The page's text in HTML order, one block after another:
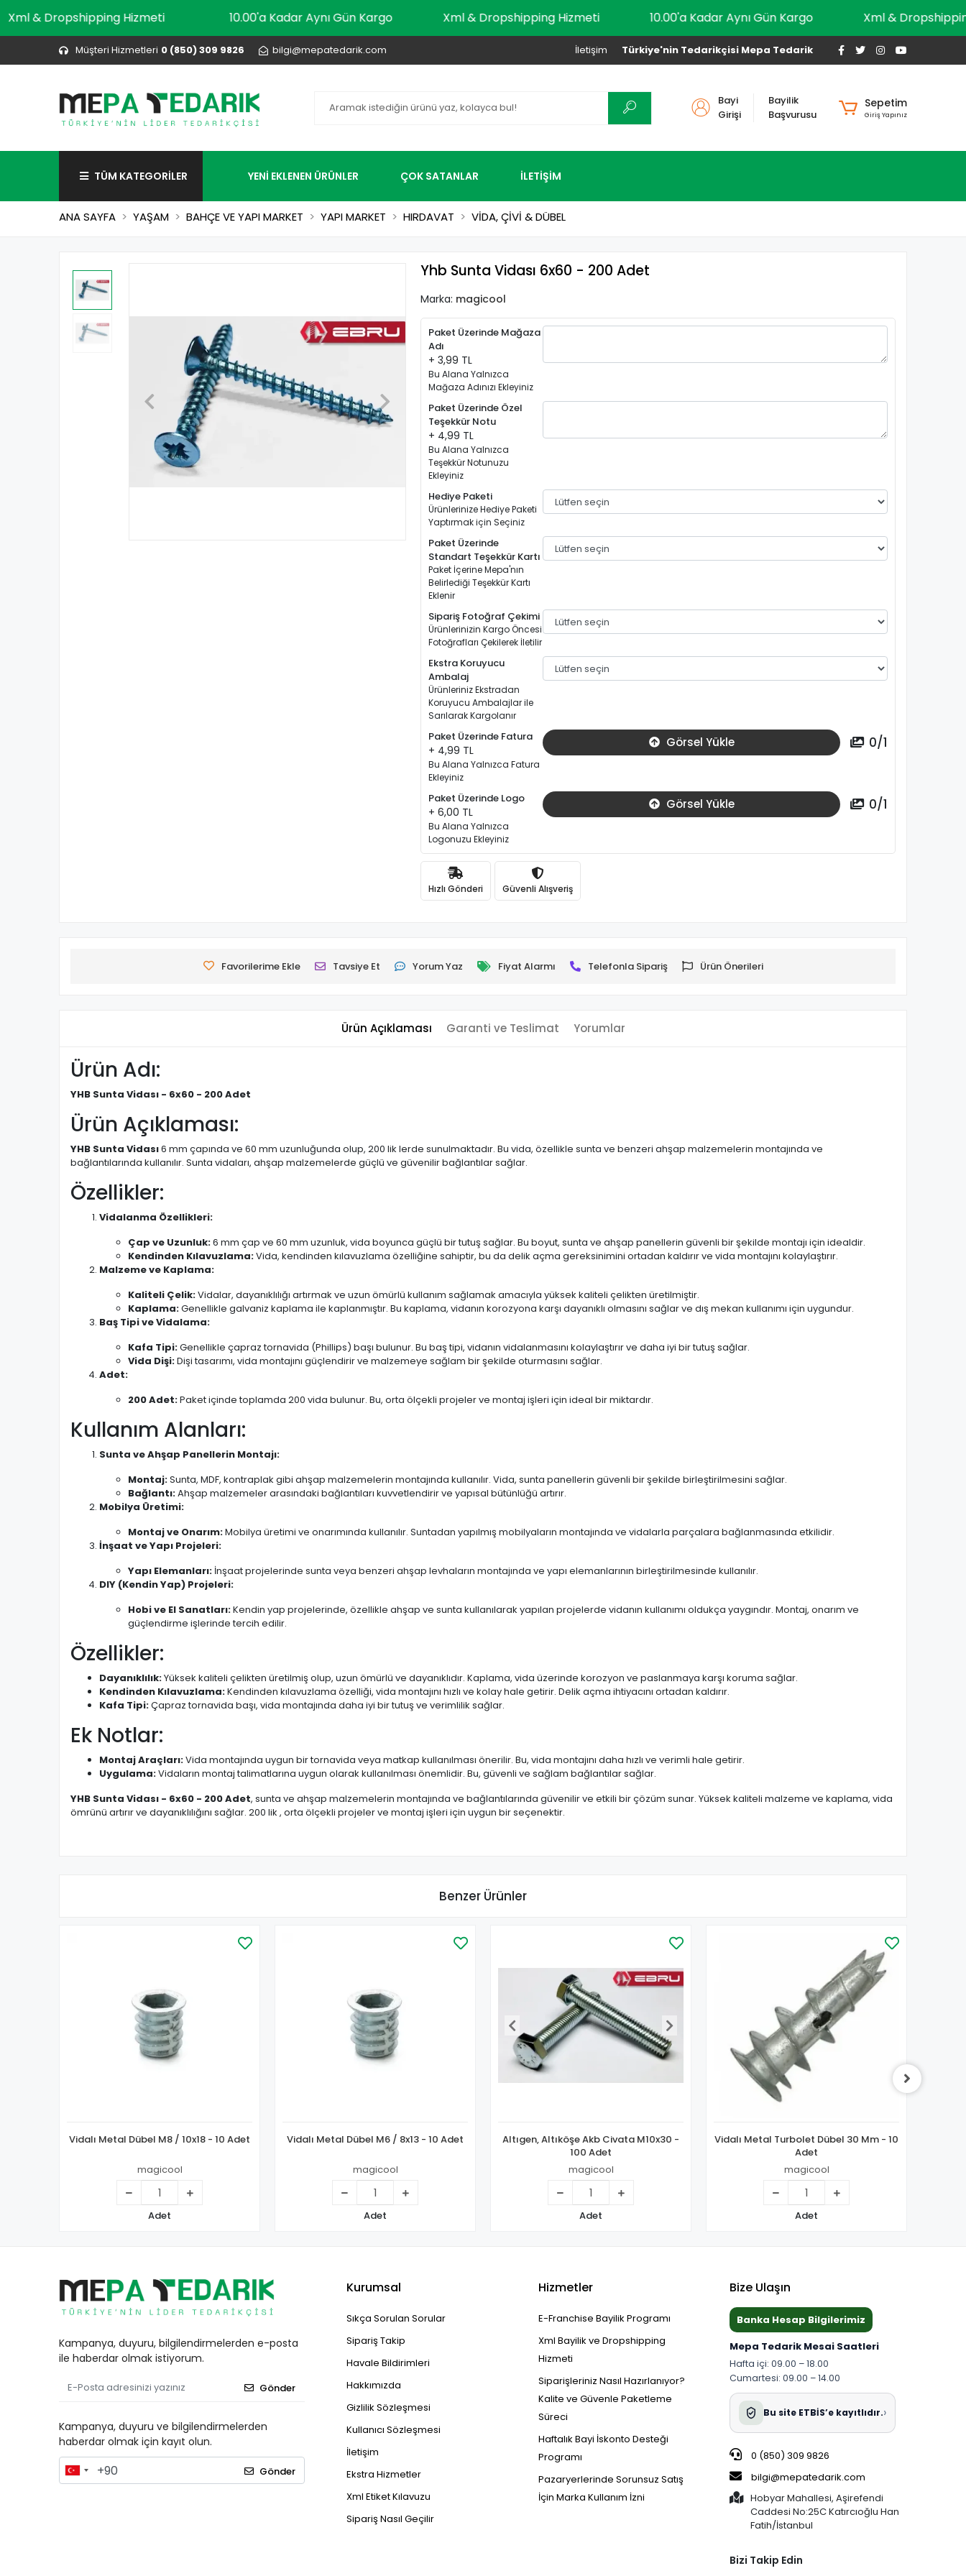
Xml & Dropshipping Hizmeti 10.00'a Kadar Aynı Gün Kargo Xml & Dropshipping Hizmeti 10.00'a Kadar Aynı Gün Kargo Xml &
Müşteri Hizmetleri 0 (850) 309 9826 bilgi@mepatedarik.com Türkiye'nin Tedarikçisi Mepa Tedarik
İletişim
Bayi
Girişi
Bayilik
Başvurusu
Sepetim
Giriş Yapınız
TÜM KATEGORİLER YENİ EKLENEN ÜRÜNLER ÇOK SATANLAR İLETİŞİM
ANA SAYFA YAŞAM BAHÇE VE YAPI MARKET YAPI MARKET HIRDAVAT VİDA, ÇİVİ & DÜBEL
Yhb Sunta Vidası 6x60 - 200 Adet
Marka: magicool
Paket Üzerinde Mağaza
Adı
+ 3,99 TL
Bu Alana Yalnızca
Mağaza Adınızı Ekleyiniz
Paket Üzerinde Özel
Teşekkür Notu
+ 4,99 TL
Bu Alana Yalnızca
Teşekkür Notunuzu
Ekleyiniz
Hediye Paketi
Ürünlerinize Hediye Paketi
Yaptırmak için Seçiniz
Paket Üzerinde
Standart Teşekkür Kartı
Paket İçerine Mepa'nın
Belirlediği Teşekkür Kartı
Eklenir
Sipariş Fotoğraf Çekimi
Ürünlerinizin Kargo Öncesi
Fotoğrafları Çekilerek İletilir
Ekstra Koruyucu
Ambalaj
Ürünleriniz Ekstradan
Koruyucu Ambalajlar ile
Sarılarak Kargolanır
Paket Üzerinde Fatura
+ 4,99 TL
Bu Alana Yalnızca Fatura
Ekleyiniz
Görsel Yükle 0/1
Paket Üzerinde Logo
+ 6,00 TL
Bu Alana Yalnızca
Logonuzu Ekleyiniz
Görsel Yükle 0/1
Hızlı Gönderi Güvenli Alışveriş
Favorilerime Ekle Tavsiye Et Yorum Yaz Fiyat Alarmı Telefonla Sipariş Ürün Önerileri
Ürün Açıklaması Garanti ve Teslimat Yorumlar
Ürün Adı:
YHB Sunta Vidası - 6x60 - 200 Adet
Ürün Açıklaması:
YHB Sunta Vidası6 mm çapında ve 60 mm uzunluğunda olup, 200 lik lerde sunulmaktadır. Bu vida, özellikle sunta ve benzeri ahşap malzemelerin montajında ve
bağlantılarında kullanılır. Sunta vidaları, ahşap malzemelerde güçlü ve güvenilir bağlantılar sağlar.
Özellikler:
Vidalanma Özellikleri:
Çap ve Uzunluk:6 mm çap ve 60 mm uzunluk, vida boyunca güçlü bir tutuş sağlar. Bu boyut, sunta ve ahşap panellerin güvenli bir şekilde montajı için idealdir.
Kendinden Kılavuzlama:Vida, kendinden kılavuzlama özelliğine sahiptir, bu da delik açma gereksinimini ortadan kaldırır ve vida montajını kolaylaştırır.
Malzeme ve Kaplama:
Kaliteli Çelik:Vidalar, dayanıklılığı artırmak ve uzun ömürlü kullanım sağlamak amacıyla yüksek kaliteli çelikten üretilmiştir.
Kaplama:Genellikle galvaniz kaplama ile kaplanmıştır. Bu kaplama, vidanın korozyona karşı dayanıklı olmasını sağlar ve dış mekan kullanımı için uygundur.
Baş Tipi ve Vidalama:
Kafa Tipi:Genellikle çapraz tornavida (Phillips) başı bulunur. Bu baş tipi, vidanın vidalanmasını kolaylaştırır ve daha iyi bir tutuş sağlar.
Vida Dişi:Dişi tasarımı, vida montajını güçlendirir ve malzemeye sağlam bir şekilde oturmasını sağlar.
Adet:
200 Adet:Paket içinde toplamda 200 vida bulunur. Bu, orta ölçekli projeler ve montaj işleri için ideal bir miktardır.
Kullanım Alanları:
Sunta ve Ahşap Panellerin Montajı:
Montaj:Sunta, MDF, kontraplak gibi ahşap malzemelerin montajında kullanılır. Vida, sunta panellerin güvenli bir şekilde birleştirilmesini sağlar.
Bağlantı:Ahşap malzemeler arasındaki bağlantıları kuvvetlendirir ve yapısal bütünlüğü artırır.
Mobilya Üretimi:
Montaj ve Onarım:Mobilya üretimi ve onarımında kullanılır. Suntadan yapılmış mobilyaların montajında ve vidalarla parçalara bağlanmasında etkilidir.
İnşaat ve Yapı Projeleri:
Yapı Elemanları: İnşaat projelerinde sunta veya benzeri ahşap levhaların montajında ve yapı elemanlarının birleştirilmesinde kullanılır.
DIY (Kendin Yap) Projeleri:
Hobi ve El Sanatları:Kendin yap projelerinde, özellikle ahşap ve sunta kullanılarak yapılan projelerde vidanın kullanımı oldukça yaygındır. Montaj, onarım ve
güçlendirme işlerinde tercih edilir.
Özellikler:
Dayanıklılık:Yüksek kaliteli çelikten üretilmiş olup, uzun ömürlü ve dayanıklıdır. Kaplama, vida üzerinde korozyon ve paslanmaya karşı koruma sağlar.
Kendinden Kılavuzlama:Kendinden kılavuzlama özelliği, vida montajını hızlı ve kolay hale getirir. Delik açma ihtiyacını ortadan kaldırır.
Kafa Tipi:Çapraz tornavida başı, vida montajında daha iyi bir tutuş ve verimlilik sağlar.
Ek Notlar:
Montaj Araçları:Vida montajında uygun bir tornavida veya matkap kullanılması önerilir. Bu, vida montajını daha hızlı ve verimli hale getirir.
Uygulama:Vidaların montaj talimatlarına uygun olarak kullanılması önemlidir. Bu, güvenli ve sağlam bağlantılar sağlar.
YHB Sunta Vidası - 6x60 - 200 Adet, sunta ve ahşap malzemelerin montajında ve bağlantılarında güvenilir ve etkili bir çözüm sunar. Yüksek kaliteli malzeme ve kaplama, vida
ömrünü artırır ve dayanıklılığını sağlar. 200 lik , orta ölçekli projeler ve montaj işleri için uygun bir seçenektir.
Benzer Ürünler
Vidalı Metal Dübel M8 / 10x18 - 10 Adet
magicool
Adet
Vidalı Metal Dübel M6 / 8x13 - 10 Adet
magicool
Adet
Altıgen, Altıköşe Akb Civata M10x30 -
100 Adet
magicool
Adet
Vidalı Metal Turbolet Dübel 30 Mm - 10
Adet
magicool
Adet
Kampanya, duyuru, bilgilendirmelerden e-posta
ile haberdar olmak istiyorum.
Gönder
Kampanya, duyuru ve bilgilendirmelerden
haberdar olmak için kayıt olun.
Gönder
Kurumsal
Sıkça Sorulan Sorular
Sipariş Takip
Havale Bildirimleri
Hakkımızda
Gizlilik Sözleşmesi
Kullanıcı Sözleşmesi
İletişim
Ekstra Hizmetler
Xml Etiket Kılavuzu
Sipariş Nasıl Geçilir
Hizmetler
E-Franchise Bayilik Programı
Xml Bayilik ve Dropshipping
Hizmeti
Siparişleriniz Nasıl Hazırlanıyor?
Kalite ve Güvenle Paketleme
Süreci
Haftalık Bayi İskonto Desteği
Programı
Pazaryerlerinde Sorunsuz Satış
İçin Marka Kullanım İzni
Bize Ulaşın
Banka Hesap Bilgilerimiz
Mepa Tedarik Mesai Saatleri
Hafta içi: 09.00 – 18.00
Cumartesi: 09.00 – 14.00
Bu site ETBİS’e kayıtlıdır.›
0 (850) 309 9826
bilgi@mepatedarik.com
Hobyar Mahallesi, Aşirefendi
Caddesi No:25C Katırcıoğlu Han
Fatih/İstanbul
Bizi Takip Edin